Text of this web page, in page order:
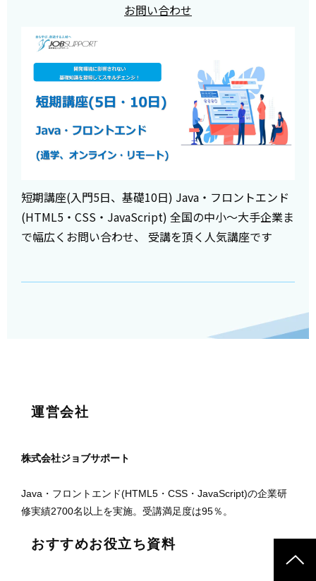
お問い合わせ
短期講座(入門5日、基礎10日) Java・フロントエンド
(HTML5・CSS・JavaScript) 全国の中小～大手企業ま
で幅広くお問い合わせ、 受講を頂く人気講座です
運営会社
株式会社ジョブサポート
Java・フロントエンド(HTML5・CSS・JavaScript)の企業研
修実績2700名以上を実施。受講満足度は95％。
おすすめお役立ち資料